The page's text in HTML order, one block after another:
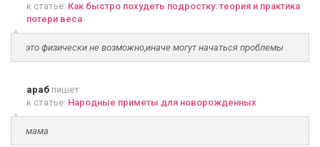
к статье: Как быстро похудеть подростку: теория и практика
потери веса
это физически не возможно,иначе могут начаться проблемы
араб пишет
к статье: Народные приметы для новорожденных
мама